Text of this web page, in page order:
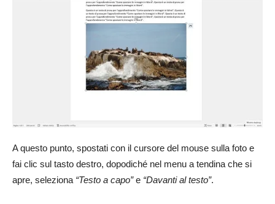
A questo punto, spostati con il cursore del mouse sulla foto e
fai clic sul tasto destro, dopodiché nel menu a tendina che si
apre, seleziona “Testo a capo”e “Davanti al testo”.